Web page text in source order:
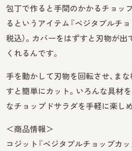
包丁で作ると手間のかかるチョッ
るというアイテム『ベジタブルチョ
税込）。カバーをはずすと刃物が出
くれるんです。
手を動かして刃物を回転させ、ま
すと簡単にカット。いろんな具材
なチョップドサラダを手軽に楽しめ
＜商品情報＞
コジット『ベジタブルチョップカッ